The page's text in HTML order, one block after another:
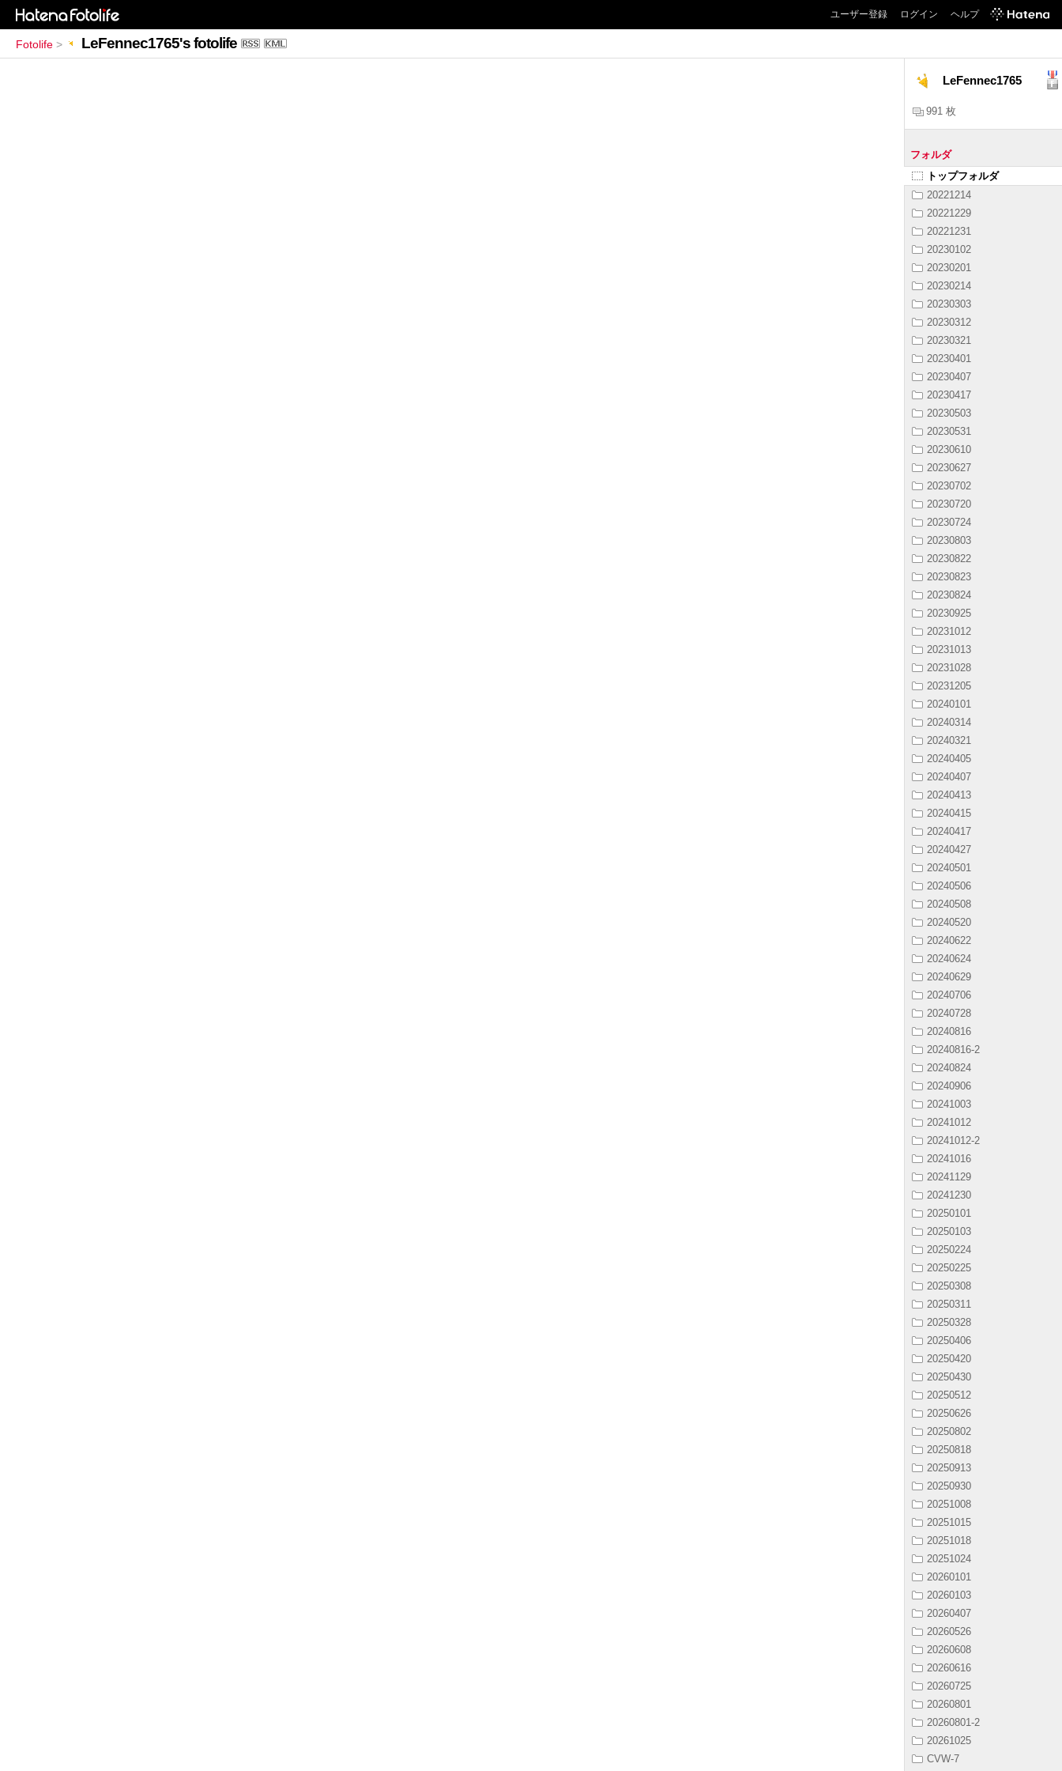
ユーザー登録 ログイン ヘルプ
Fotolife > LeFennec1765's fotolife
LeFennec1765
991 枚
フォルダ
トップフォルダ
20221214
20221229
20221231
20230102
20230201
20230214
20230303
20230312
20230321
20230401
20230407
20230417
20230503
20230531
20230610
20230627
20230702
20230720
20230724
20230803
20230822
20230823
20230824
20230925
20231012
20231013
20231028
20231205
20240101
20240314
20240321
20240405
20240407
20240413
20240415
20240417
20240427
20240501
20240506
20240508
20240520
20240622
20240624
20240629
20240706
20240728
20240816
20240816-2
20240824
20240906
20241003
20241012
20241012-2
20241016
20241129
20241230
20250101
20250103
20250224
20250225
20250308
20250311
20250328
20250406
20250420
20250430
20250512
20250626
20250802
20250818
20250913
20250930
20251008
20251015
20251018
20251024
20260101
20260103
20260407
20260526
20260608
20260616
20260725
20260801
20260801-2
20261025
CVW-7